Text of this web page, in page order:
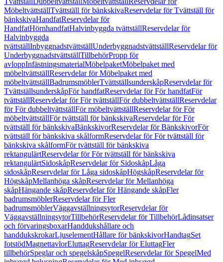
MöbeltvättställTvättställ för bänkskivaReservdelar för Tvättställ för
bänkskivaHandfatReservdelar för
HandfatHörnhandfatHalvinbyggda tvättställReservdelar för
Halvinbyggda
tvättställInbyggnadstvättställUnderbyggnadstvättställReservdelar för
UnderbyggnadstvättställTillbehörPropp för
avloppInfästningsmaterialMöbelpaketMöbelpaket med
möbeltvättställReservdelar för Möbelpaket med
möbeltvättställBadrumsmöblerTvättställsunderskåpReservdelar för
TvättställsunderskåpFör handfatReservdelar för För handfatFör
tvättställReservdelar för För tvättställFör dubbeltvättställReservdelar
för För dubbeltvättställFör möbeltvättställReservdelar för För
möbeltvättställFör tvättställ för bänkskivaReservdelar för För
tvättställ för bänkskivaBänkskivorReservdelar för BänkskivorFör
tvättställ för bänkskiva skålformReservdelar för För tvättställ för
bänkskiva skålformFör tvättställ för bänkskiva
rektangulärtReservdelar för För tvättställ för bänkskiva
rektangulärtSidoskåpReservdelar för SidoskåpLåga
sidoskåpReservdelar för Låga sidoskåpHögskåpReservdelar för
HögskåpMellanhöga skåpReservdelar för Mellanhöga
skåpHängande skåpReservdelar för Hängande skåpFler
badrumsmöblerReservdelar för Fler
badrumsmöblerVäggavställningsytorReservdelar för
VäggavställningsytorTillbehörReservdelar för TillbehörLådinsatser
och förvaringsboxarHanddukshållare och
handdukskrokarLjuselementHållare för bänkskivorHandtagSet
fotstödMagnettavlorEluttagReservdelar för EluttagFler
tillbehörSpeglar och spegelskåpSpegelReservdelar för SpegelMed